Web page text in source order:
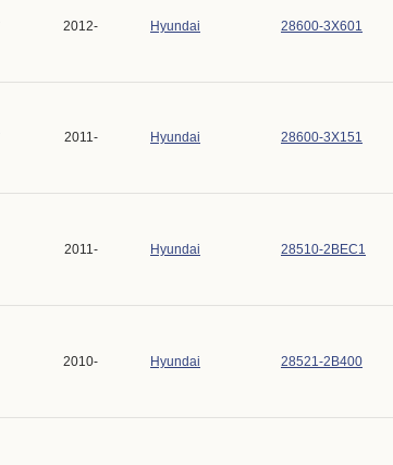
2012- Hyundai 28600-3X601
2011- Hyundai 28600-3X151
2011- Hyundai 28510-2BEC1
2010- Hyundai 28521-2B400